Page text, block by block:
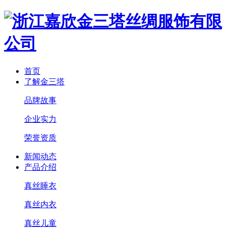
首页
了解金三塔
品牌故事
企业实力
荣誉资质
新闻动态
产品介绍
真丝睡衣
真丝内衣
真丝儿童